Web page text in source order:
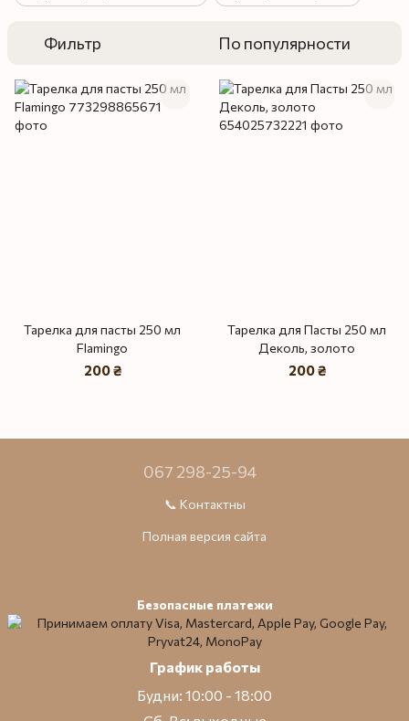
Фильтр По популярности
Тарелка для пасты 250 мл
Flamingo
200 ₴
Тарелка для Пасты 250 мл
Деколь, золото
200 ₴
067 298-25-94
📞 Контактны
Полная версия сайта
Безопасные платежи
График работы
Будни: 10:00 - 18:00